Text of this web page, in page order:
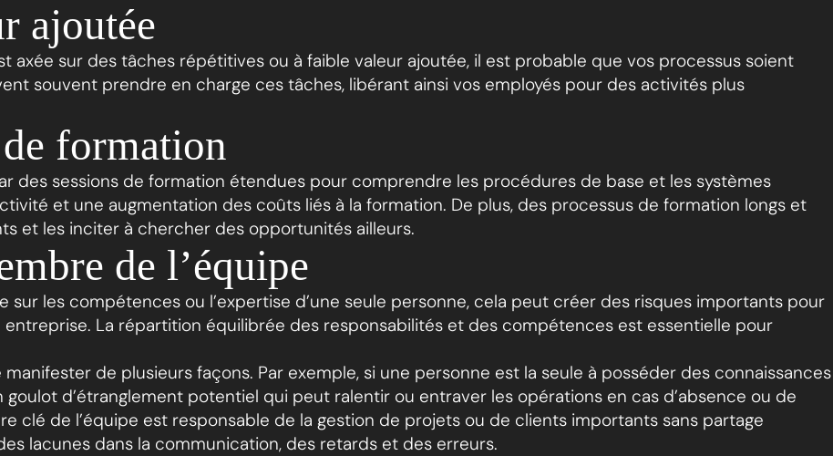
ajoutée
axée sur des tâches répétitives ou à faible valeur ajoutée, il est probable que vos processus soient
souvent prendre en charge ces tâches, libérant ainsi vos employés pour des activités plus
formation
des sessions de formation étendues pour comprendre les procédures de base et les systèmes
et une augmentation des coûts liés à la formation. De plus, des processus de formation longs et
et les inciter à chercher des opportunités ailleurs.
de l’équipe
les compétences ou l’expertise d’une seule personne, cela peut créer des risques importants pour
La répartition équilibrée des responsabilités et des compétences est essentielle pour
de plusieurs façons. Par exemple, si une personne est la seule à posséder des connaissances
d’étranglement potentiel qui peut ralentir ou entraver les opérations en cas d’absence ou de
clé de l’équipe est responsable de la gestion de projets ou de clients importants sans partage
lacunes dans la communication, des retards et des erreurs.